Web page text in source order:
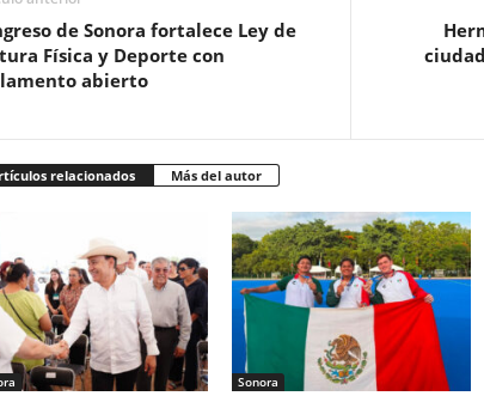
de Sonora fortalece Ley de
Física y Deporte con
abierto
relacionados Más del autor
Sonora